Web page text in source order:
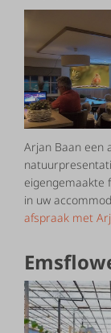
Arjan Baan een
eigengemaakte
in uw
afspraak met